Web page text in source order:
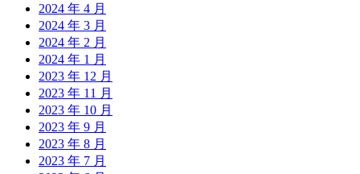
2024 年 4 月
2024 年 3 月
2024 年 2 月
2024 年 1 月
2023 年 12 月
2023 年 11 月
2023 年 10 月
2023 年 9 月
2023 年 8 月
2023 年 7 月